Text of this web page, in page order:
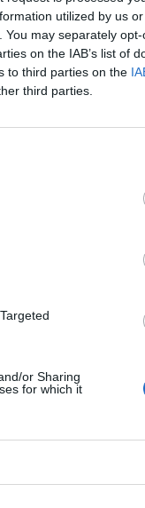
utilized by us
may separately
on the IAB’s list of
to third parties on the
third parties.
or Sharing
for which it